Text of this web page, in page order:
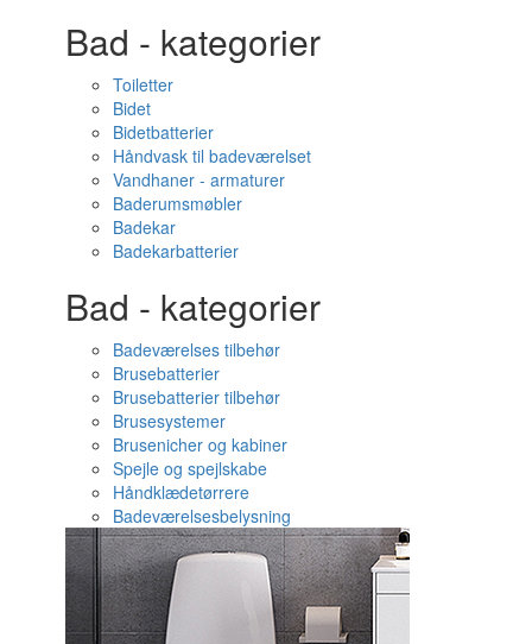
Bad - kategorier
Toiletter
Bidet
Bidetbatterier
Håndvask til badeværelset
Vandhaner - armaturer
Baderumsmøbler
Badekar
Badekarbatterier
Bad - kategorier
Badeværelses tilbehør
Brusebatterier
Brusebatterier tilbehør
Brusesystemer
Brusenicher og kabiner
Spejle og spejlskabe
Håndklædetørrere
Badeværelsesbelysning